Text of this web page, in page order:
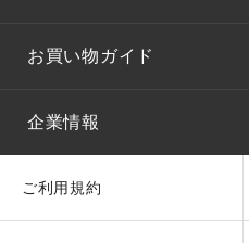
お買い物ガイド
企業情報
ご利用規約